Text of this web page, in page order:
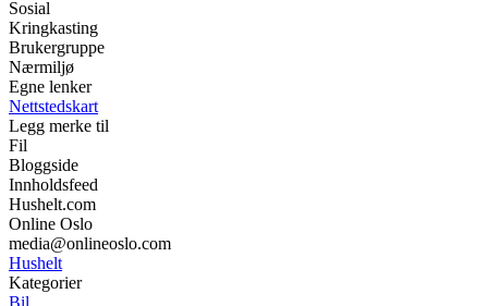
Sosial
Kringkasting
Brukergruppe
Nærmiljø
Egne lenker
Nettstedskart
Legg merke til
Fil
Bloggside
Innholdsfeed
Hushelt.com
Online Oslo
media@onlineoslo.com
Hushelt
Kategorier